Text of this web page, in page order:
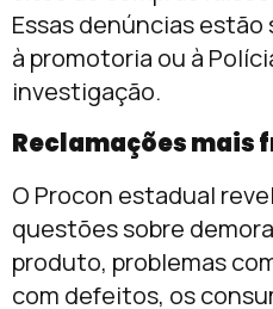
Essas denúncias
à promotoria ou à
investigação.
Reclamações mais
O Procon estadual
questões sobre
produto, problemas
com defeitos, os